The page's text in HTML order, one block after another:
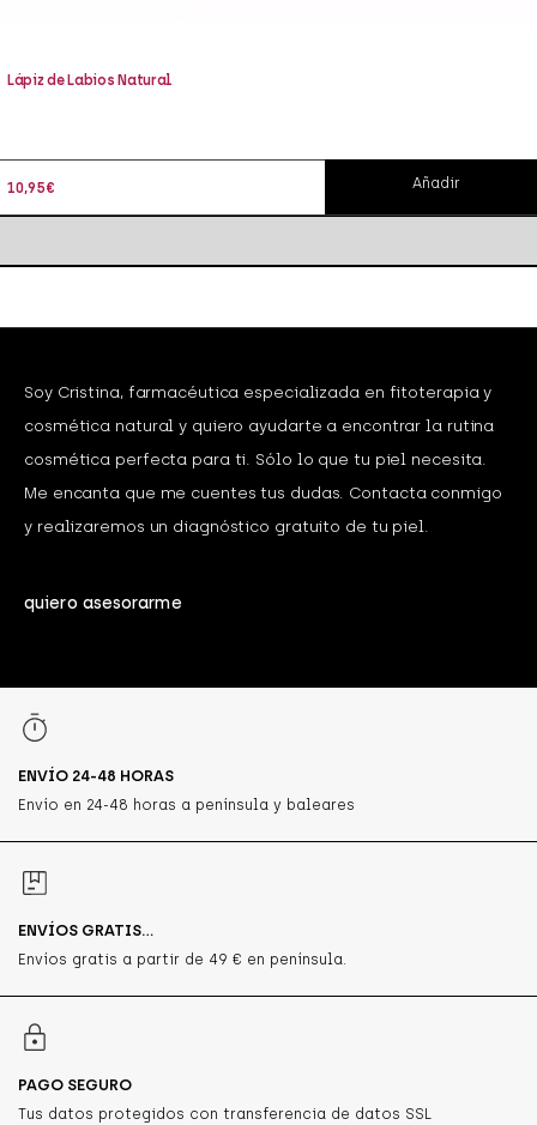
Lápiz de Labios Natural
10,95€ Añadir
Soy Cristina, farmacéutica especializada en fitoterapia y
cosmética natural y quiero ayudarte a encontrar la rutina
cosmética perfecta para ti. Sólo lo que tu piel necesita.
Me encanta que me cuentes tus dudas. Contacta conmigo
y realizaremos un diagnóstico gratuito de tu piel.
quiero asesorarme
ENVÍO 24-48 HORAS
Envío en 24-48 horas a península y baleares
ENVÍOS GRATIS...
Envíos gratis a partir de 49 € en península.
PAGO SEGURO
Tus datos protegidos con transferencia de datos SSL